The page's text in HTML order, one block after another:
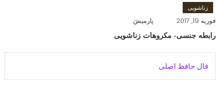
زناشویی
فوریه 19, 2017 پارمیس
رابطه جنسی- مکروهات زناشویی
فال حافظ اصلی